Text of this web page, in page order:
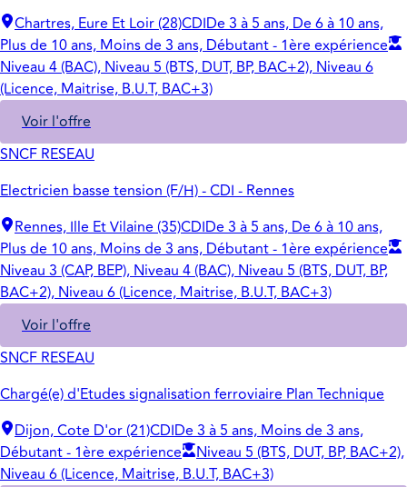
Chartres, Eure Et Loir (28)CDIDe 3 à 5 ans, De 6 à 10 ans,
Plus de 10 ans, Moins de 3 ans, Débutant - 1ère expérience
Niveau 4 (BAC), Niveau 5 (BTS, DUT, BP, BAC+2), Niveau 6
(Licence, Maitrise, B.U.T, BAC+3)
Voir l'offre
SNCF RESEAU
Electricien basse tension (F/H) - CDI - Rennes
Rennes, Ille Et Vilaine (35)CDIDe 3 à 5 ans, De 6 à 10 ans,
Plus de 10 ans, Moins de 3 ans, Débutant - 1ère expérience
Niveau 3 (CAP, BEP), Niveau 4 (BAC), Niveau 5 (BTS, DUT, BP,
BAC+2), Niveau 6 (Licence, Maitrise, B.U.T, BAC+3)
Voir l'offre
SNCF RESEAU
Chargé(e) d'Etudes signalisation ferroviaire Plan Technique
Dijon, Cote D'or (21)CDIDe 3 à 5 ans, Moins de 3 ans,
Débutant - 1ère expérience
Niveau 5 (BTS, DUT, BP, BAC+2),
Niveau 6 (Licence, Maitrise, B.U.T, BAC+3)